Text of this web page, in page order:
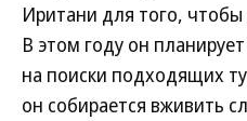
Иритани для того,
В этом году он
на поиски подходящих
он собирается вживить